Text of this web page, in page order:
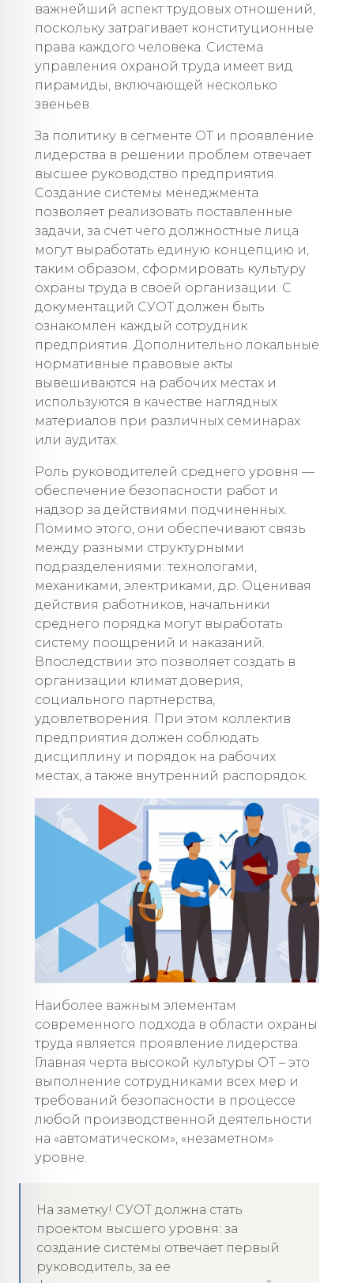
важнейший аспект трудовых отношений,
поскольку затрагивает конституционные
права каждого человека. Система
управления охраной труда имеет вид
пирамиды, включающей несколько
звеньев.
За политику в сегменте ОТ и проявление
лидерства в решении проблем отвечает
высшее руководство предприятия.
Создание системы менеджмента
позволяет реализовать поставленные
задачи, за счет чего должностные лица
могут выработать единую концепцию и,
таким образом, сформировать культуру
охраны труда в своей организации. С
документаций СУОТ должен быть
ознакомлен каждый сотрудник
предприятия. Дополнительно локальные
нормативные правовые акты
вывешиваются на рабочих местах и
используются в качестве наглядных
материалов при различных семинарах
или аудитах.
Роль руководителей среднего уровня —
обеспечение безопасности работ и
надзор за действиями подчиненных.
Помимо этого, они обеспечивают связь
между разными структурными
подразделениями: технологами,
механиками, электриками, др. Оценивая
действия работников, начальники
среднего порядка могут выработать
систему поощрений и наказаний.
Впоследствии это позволяет создать в
организации климат доверия,
социального партнерства,
удовлетворения. При этом коллектив
предприятия должен соблюдать
дисциплину и порядок на рабочих
местах, а также внутренний распорядок.
Наиболее важным элементам
современного подхода в области охраны
труда является проявление лидерства.
Главная черта высокой культуры ОТ – это
выполнение сотрудниками всех мер и
требований безопасности в процессе
любой производственной деятельности
на «автоматическом», «незаметном»
уровне.
На заметку! СУОТ должна стать
проектом высшего уровня: за
создание системы отвечает первый
руководитель, за ее